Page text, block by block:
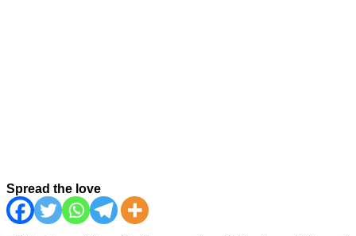
Spread the love